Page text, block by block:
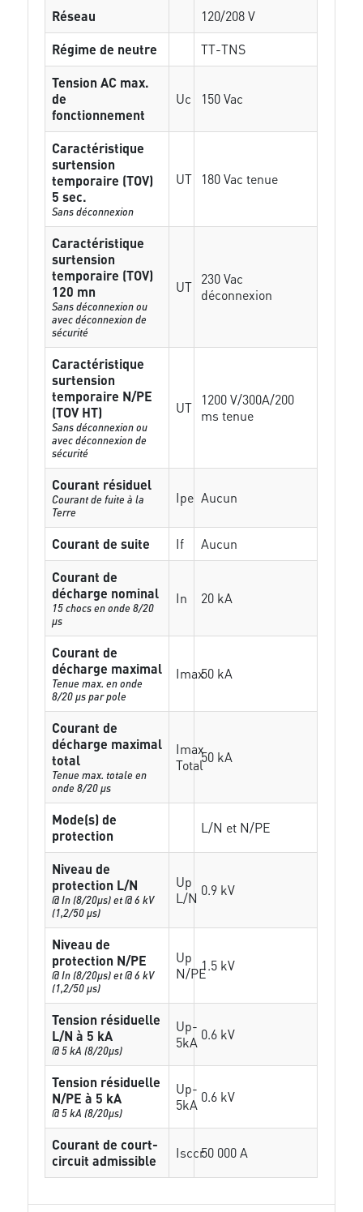
Réseau
120/208 V
Régime de neutre
TT-TNS
Tension AC max.
de
fonctionnement
Uc 150 Vac
Caractéristique
surtension
temporaire (TOV)
5 sec.
Sans déconnexion
UT 180 Vac tenue
Caractéristique
surtension
temporaire (TOV)
120 mn
Sans déconnexion ou
avec déconnexion de
sécurité
UT 230 Vac
déconnexion
Caractéristique
surtension
temporaire N/PE
(TOV HT)
Sans déconnexion ou
avec déconnexion de
sécurité
UT
1200 V/300A/200
ms tenue
Courant résiduel
Courant de fuite à la
Terre
Ipe Aucun
Courant de suite If
Aucun
Courant de
décharge nominal
15 chocs en onde 8/20
µs
In 20 kA
Courant de
décharge maximal
Tenue max. en onde
8/20 µs par pole
Imax50 kA
Courant de
décharge maximal
total
Tenue max. totale en
onde 8/20 µs
Imax
Total50 kA
Mode(s) de
protection
L/N et N/PE
Niveau de
protection L/N
@ In (8/20µs) et @ 6 kV
(1,2/50 µs)
Up
L/N 0.9 kV
Niveau de
protection N/PE
@ In (8/20µs) et @ 6 kV
(1,2/50 µs)
Up
N/PE1.5 kV
Tension résiduelle
L/N à 5 kA
@ 5 kA (8/20µs)
Up-
5kA 0.6 kV
Tension résiduelle
N/PE à 5 kA
@ 5 kA (8/20µs)
Up-
5kA 0.6 kV
Courant de court-
circuit admissible
Isccr50 000 A